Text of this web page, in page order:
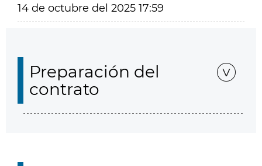
14 de octubre del 2025 17:59
Preparación del
contrato